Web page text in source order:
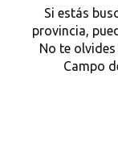
Si estás
provincia,
No te
Campo